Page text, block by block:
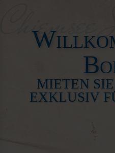
MIETEN
EXKLUSIV